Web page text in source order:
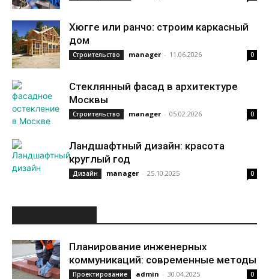
Хюгге или ранчо: строим каркасный
дом
Строительство manager - 11.06.2026 0
Стеклянный фасад в архитектуре
Москвы
Строительство manager - 05.02.2026 0
Ландшафтный дизайн: красота
круглый год
Дизайн manager - 25.10.2025 0
Планирование инженерных
коммуникаций: современные методы
Проектирование admin - 30.04.2025 0